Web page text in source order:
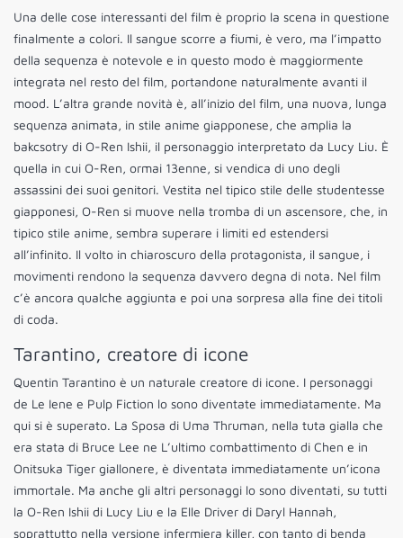
Una delle cose interessanti del film è proprio la scena in questione
finalmente a colori. Il sangue scorre a fiumi, è vero, ma l’impatto
della sequenza è notevole e in questo modo è maggiormente
integrata nel resto del film, portandone naturalmente avanti il
mood. L’altra grande novità è, all’inizio del film, una nuova, lunga
sequenza animata, in stile anime giapponese, che amplia la
bakcsotry di O-Ren Ishii, il personaggio interpretato da Lucy Liu. È
quella in cui O-Ren, ormai 13enne, si vendica di uno degli
assassini dei suoi genitori. Vestita nel tipico stile delle studentesse
giapponesi, O-Ren si muove nella tromba di un ascensore, che, in
tipico stile anime, sembra superare i limiti ed estendersi
all’infinito. Il volto in chiaroscuro della protagonista, il sangue, i
movimenti rendono la sequenza davvero degna di nota. Nel film
c’è ancora qualche aggiunta e poi una sorpresa alla fine dei titoli
di coda.
Tarantino, creatore di icone
Quentin Tarantino è un naturale creatore di icone. I personaggi
de Le Iene e Pulp Fiction lo sono diventate immediatamente. Ma
qui si è superato. La Sposa di Uma Thruman, nella tuta gialla che
era stata di Bruce Lee ne L’ultimo combattimento di Chen e in
Onitsuka Tiger giallonere, è diventata immediatamente un’icona
immortale. Ma anche gli altri personaggi lo sono diventati, su tutti
la O-Ren Ishii di Lucy Liu e la Elle Driver di Daryl Hannah,
soprattutto nella versione infermiera killer, con tanto di benda